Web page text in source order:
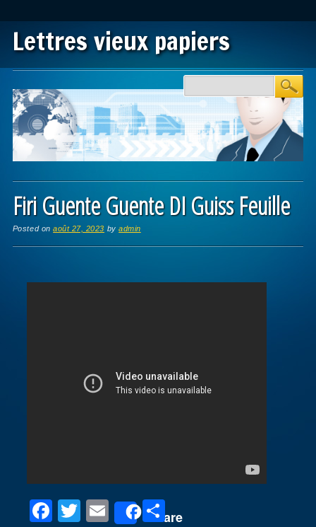
Lettres vieux papiers
Main menu
Firi Guente Guente DI Guiss Feuille
Posted onaoût 27, 2023 byadmin
F
T
E
Share
P